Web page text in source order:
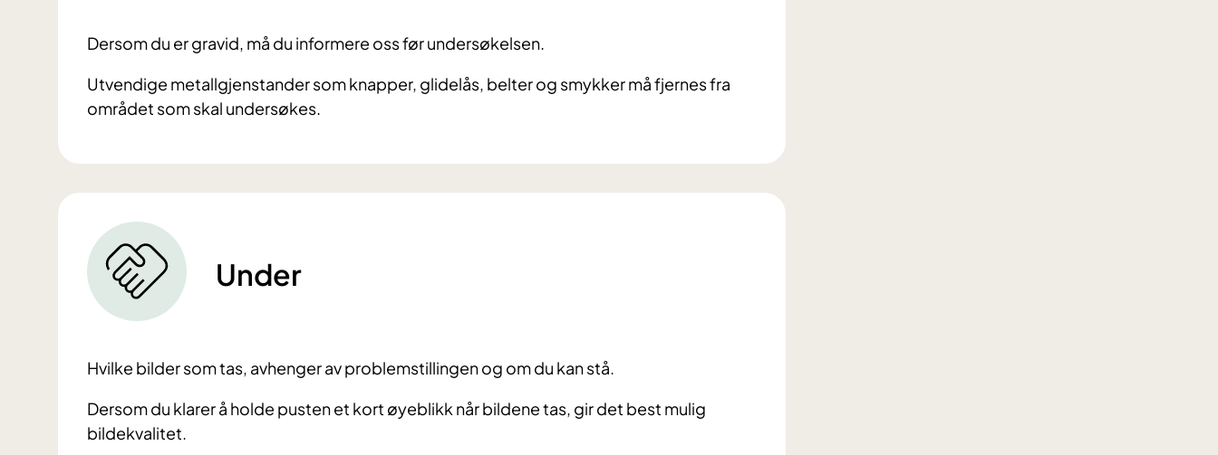
Dersom du er gravid, må du informere oss før undersøkelsen.
Utvendige metallgjenstander som knapper, glidelås, belter og smykker må fjernes fra
området som skal undersøkes.
Under
Hvilke bilder som tas, avhenger av problemstillingen og om du kan stå.
Dersom du klarer å holde pusten et kort øyeblikk når bildene tas, gir det best mulig
bildekvalitet.